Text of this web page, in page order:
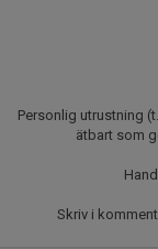
Personlig utrustning
ätbart som
Skriv i